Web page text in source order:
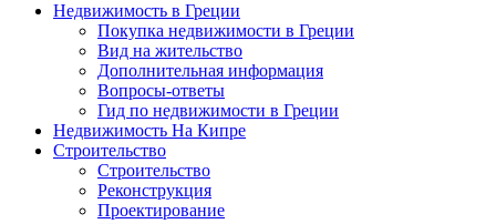
Недвижимость в Греции
Покупка недвижимости в Греции
Вид на жительство
Дополнительная информация
Вопросы-ответы
Гид по недвижимости в Греции
Недвижимость На Кипре
Строительство
Строительство
Реконструкция
Проектирование